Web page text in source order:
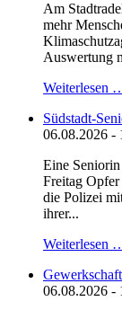
Am
mehr
Auswertung
Weiterlesen
Südstadt-
06.08.2026 -
Eine
Freitag
die Polizei
ihrer...
Weiterlesen
06.08.2026 -